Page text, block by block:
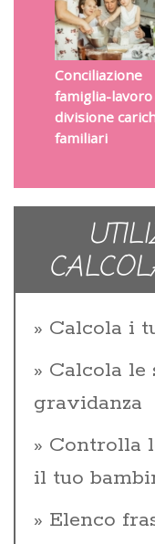
Conciliazione
famiglia-lavoro
divisione
familiari
Calcola i
Calcola le
gravidanza
Controlla
il tuo
Elenco